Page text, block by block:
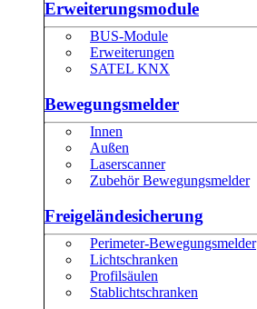
Erweiterungsmodule
BUS-Module
Erweiterungen
SATEL KNX
Bewegungsmelder
Innen
Außen
Laserscanner
Zubehör Bewegungsmelder
Freigeländesicherung
Perimeter-Bewegungsmelder
Lichtschranken
Profilsäulen
Stablichtschranken